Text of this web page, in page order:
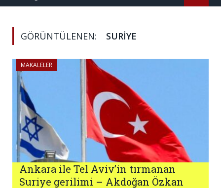
GÖRÜNTÜLENEN: SURIYE
MAKALELER
Ankara ile Tel Aviv’in tırmanan
Suriye gerilimi – Akdoğan Özkan